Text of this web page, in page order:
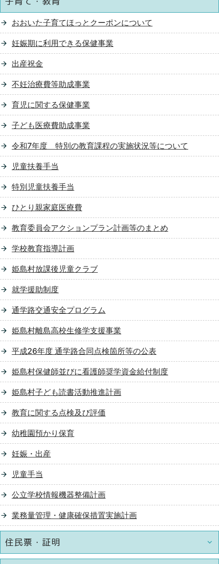
おおいた子育てほっとクーポンについて
妊娠期に利用できる保健事業
出産祝金
不妊治療費等助成事業
育児に関する保健事業
子ども医療費助成事業
令和7年度 特別の教育課程の実施状況等について
児童扶養手当
特別児童扶養手当
ひとり親家庭医療費
教育委員会アクションプラン計画等のまとめ
学校教育指導計画
姫島村放課後児童クラブ
就学援助制度
通学路交通安全プログラム
姫島村離島高校生修学支援事業
平成26年度 通学路合同点検箇所等の公表
姫島村保健師並びに看護師奨学資金給付制度
姫島村子ども読書活動推進計画
教育に関する点検及び評価
幼稚園預かり保育
妊娠・出産
児童手当
公立学校情報機器整備計画
業務量管理・健康確保措置実施計画
住民票・証明